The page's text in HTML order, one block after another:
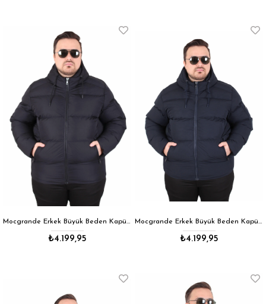
Mocgrande Erkek Büyük Beden Kapüşonlu Mont Lusso 2505 SIYAH
₺4.199,95
Mocgrande Erkek Büyük Beden Kapüşonlu Mont Lusso 2505 LACIVERT
₺4.199,95